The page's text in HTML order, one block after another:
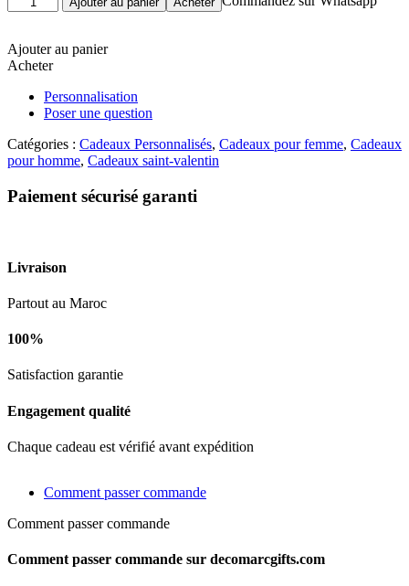
de
certificat
du
mari
Ajouter au panier
Acheter
Personnalisation
Poser une question
Catégories : Cadeaux Personnalisés, Cadeaux pour femme, Cadeaux
pour homme, Cadeaux saint-valentin
Paiement sécurisé garanti
Livraison
Partout au Maroc
100%
Satisfaction garantie
Engagement qualité
Chaque cadeau est vérifié avant expédition
Comment passer commande
Comment passer commande
Comment passer commande sur decomarcgifts.com